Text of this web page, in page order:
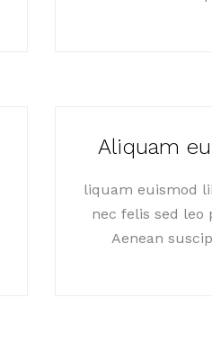
Aliquam
liquam euismod
nec felis sed leo
Aenean